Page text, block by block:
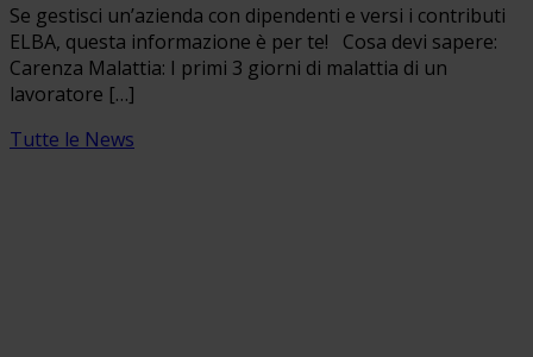
Se gestisci un’azienda con dipendenti e versi i contributi
ELBA, questa informazione è per te! Cosa devi sapere:
Carenza Malattia: I primi 3 giorni di malattia di un
lavoratore […]
Tutte le News